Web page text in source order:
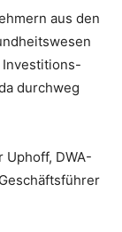
aus den
Investitions-
durchweg
Uphoff, DWA-